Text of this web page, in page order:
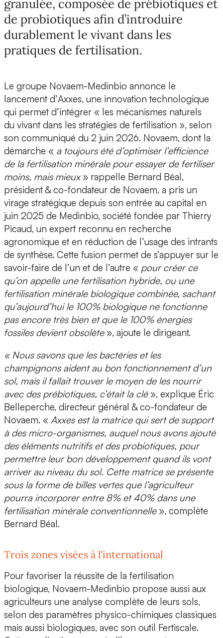
granulée, composée de prébiotiques et
de probiotiques afin d’introduire
durablement le vivant dans les
pratiques de fertilisation.
Le groupe Novaem-Medinbio annonce le
lancement d’Axxes, une innovation technologique
qui permet d’intégrer « les mécanismes naturels
du vivant dans les stratégies de fertilisation », selon
son communiqué du 2 juin 2026. Novaem, dont la
démarche « a toujours été d’optimiser l’efficience
de la fertilisation minérale pour essayer de fertiliser
moins, mais mieux» rappelle Bernard Béal,
président & co-fondateur de Novaem, a pris un
virage stratégique depuis son entrée au capital en
juin 2025 de Medinbio, société fondée par Thierry
Picaud, un expert reconnu en recherche
agronomique et en réduction de l’usage des intrants
de synthèse. Cette fusion permet de s’appuyer sur le
savoir-faire de l’un et de l’autre « pour créer ce
qu’on appelle une fertilisation hybride, ou une
fertilisation minérale biologique combinée, sachant
qu’aujourd’hui le 100% biologique ne fonctionne
pas encore très bien et que le 100% énergies
fossiles devient obsolète », ajoute le dirigeant.
« Nous savons que les bactéries et les
champignons aident au bon fonctionnement d’un
sol, mais il fallait trouver le moyen de les nourrir
avec des prébiotiques, c’était la clé », explique Éric
Belleperche, directeur général & co-fondateur de
Novaem. « Axxes est la matrice qui sert de support
à des micro-organismes, auquel nous avons ajouté
des éléments nutritifset des probiotiques, pour
permettre leur bon développement quand ils vont
arriver au niveau du sol. Cette matrice se présente
sous la forme de billes vertes que l’agriculteur
pourra incorporer entre 8% et 40% dans une
fertilisation minérale conventionnelle», complète
Bernard Béal.
Trois zones visées à l'international
Pour favoriser la réussite de la fertilisation
biologique, Novaem-Medinbio propose aussi aux
agriculteurs une analyse complète de leurs sols,
selon des paramètres physico-chimiques classiques
mais aussi biologiques, avec son outil Fertiscale.